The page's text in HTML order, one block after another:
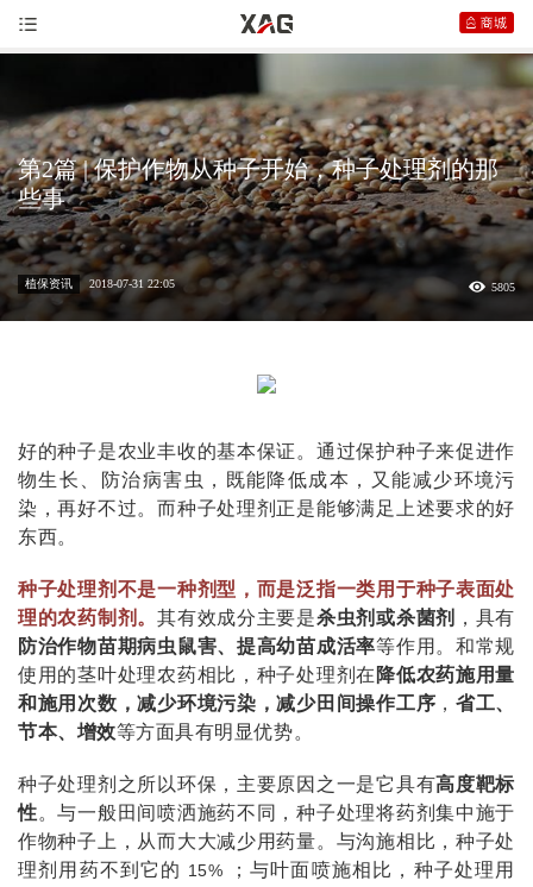
第2篇 | 保护作物从种子开始，种子处理剂的那
些事
植保资讯 2018-07-31 22:05 5805
好的种子是农业丰收的基本保证。通过保护种子来促进作
物生长、防治病害虫，既能降低成本，又能减少环境污
染，再好不过。而种子处理剂正是能够满足上述要求的好
东西。
种子处理剂不是一种剂型，而是泛指一类用于种子表面处
理的农药制剂。其有效成分主要是杀虫剂或杀菌剂
，具有
防治作物苗期病虫鼠害、提高幼苗成活率等作用。和常规
使用的茎叶处理农药相比，种子处理剂在 降低农药施用量
和施用次数，减少环境污染，减少田间操作工序 ， 省工、
节本、增效等方面具有明显优势。
种子处理剂之所以环保，主要原因之一是它具有高度靶标
性。与一般田间喷洒施药不同，种子处理将药剂集中施于
作物种子上，从而大大减少用药量。与沟施相比，种子处
理剂用药不到它的 15%
；与叶面喷施相比，种子处理用